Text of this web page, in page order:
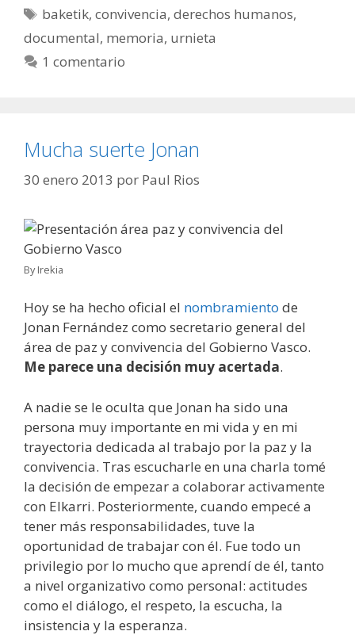
Etiquetas
baketik,convivencia,derechos humanos,
documental, memoria, urnieta
1 comentario
Mucha suerte Jonan
30 enero 2013 por Paul Rios
By Irekia
Hoy se ha hecho oficial el nombramiento de
Jonan Fernández como secretario general del
área de paz y convivencia del Gobierno Vasco.
Me parece una decisión muy acertada.
A nadie se le oculta que Jonan ha sido una
persona muy importante en mi vida y en mi
trayectoria dedicada al trabajo por la paz y la
convivencia. Tras escucharle en una charla tomé
la decisión de empezar a colaborar activamente
con Elkarri. Posteriormente, cuando empecé a
tener más responsabilidades, tuve la
oportunidad de trabajar con él. Fue todo un
privilegio por lo mucho que aprendí de él, tanto
a nivel organizativo como personal: actitudes
como el diálogo, el respeto, la escucha, la
insistencia y la esperanza.